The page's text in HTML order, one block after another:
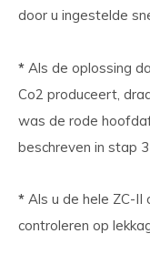
door u ingestelde
* Als de oplossing
Co2 produceert,
was de rode
beschreven in stap
* Als u de hele ZC-II
controleren op